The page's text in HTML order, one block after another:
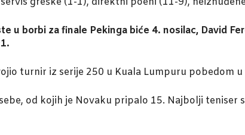
u borbi za finale Pekinga biće 4. nosilac, David
turnir iz serije 250 u Kuala Lumpuru pobedom
od kojih je Novaku pripalo 15. Najbolji teniser